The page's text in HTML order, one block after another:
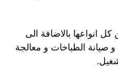
انواعها بالاضافة الى
صيانة الطباخات و معالجة